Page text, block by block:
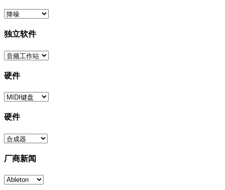
独立软件
硬件
硬件
厂商新闻